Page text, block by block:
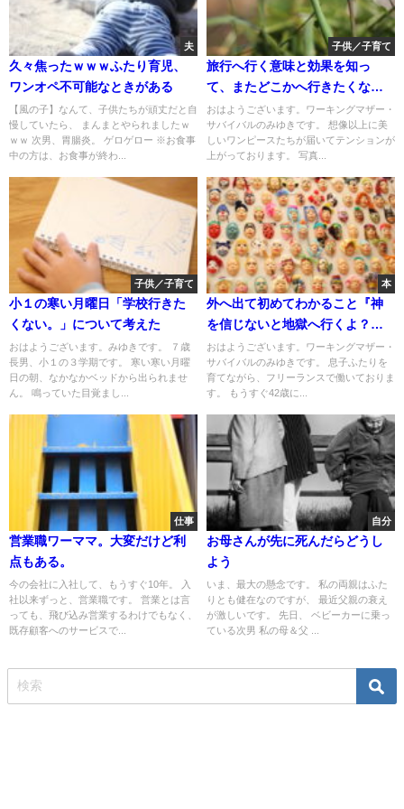
夫
久々焦ったｗｗｗふたり育児、
ワンオペ不可能なときがある
【風の子】なんて、子供たちが頑丈だと自
慢していたら、 まんまとやられましたｗ
ｗｗ 次男、胃腸炎。 ゲロゲロー ※お食事
中の方は、お食事が終わ...
子供／子育て
旅行へ行く意味と効果を知っ
て、またどこかへ行きたくなっ
た～
おはようございます。ワーキングマザー・
サバイバルのみゆきです。 想像以上に美
しいワンピースたちが届いてテンションが
上がっております。 写真...
子供／子育て
小１の寒い月曜日「学校行きた
くない。」について考えた
おはようございます。みゆきです。 ７歳
長男、小１の３学期です。 寒い寒い月曜
日の朝、なかなかベッドから出られませ
ん。 鳴っていた目覚まし...
本
外へ出て初めてわかること『神
を信じないと地獄へ行くよ？』
と言われました。
おはようございます。ワーキングマザー・
サバイバルのみゆきです。 息子ふたりを
育てながら、フリーランスで働いておりま
す。 もうすぐ42歳に...
仕事
営業職ワーママ。大変だけど利
点もある。
今の会社に入社して、もうすぐ10年。 入
社以来ずっと、営業職です。 営業とは言
っても、飛び込み営業するわけでもなく、
既存顧客へのサービスで...
自分
お母さんが先に死んだらどうし
よう
いま、最大の懸念です。 私の両親はふた
りとも健在なのですが、 最近父親の衰え
が激しいです。 先日、 ベビーカーに乗っ
ている次男 私の母＆父 ...